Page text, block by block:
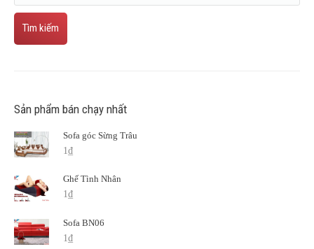
Tìm kiếm
Sản phẩm bán chạy nhất
Sofa góc Sừng Trâu
1₫
Ghế Tình Nhân
1₫
Sofa BN06
1₫